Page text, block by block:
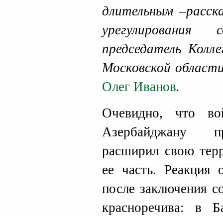
длительным
урегулирования
председатель
Московской
Олег Иванов.
Очевидно, что
Азербайджану
расширил свою
ее часть. Реакция
после заключения
красноречива: в